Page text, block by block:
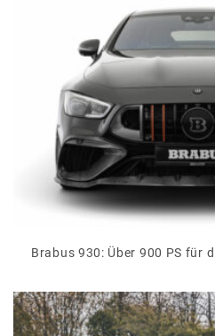
Brabus 930: Über 900 PS für